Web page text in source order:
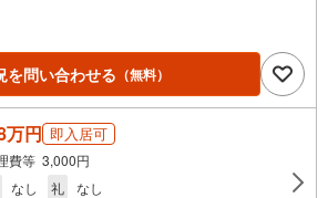
を問い合わせる （無料）
万円 即入居可
費等 3,000円
なし 礼 なし